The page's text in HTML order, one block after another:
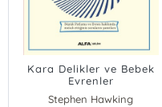
Kara Delikler ve Bebek
Evrenler
Stephen Hawking